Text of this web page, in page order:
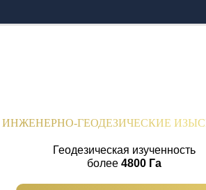
ИНЖЕНЕРНО-ГЕОДЕЗИЧЕСКИЕ
Геодезическая изученность
более 4800 Га